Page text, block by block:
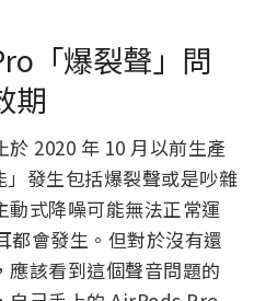
「爆裂聲」問
期
2020 年 10 月以前生產
發生包括爆裂聲或是吵雜
式降噪可能無法正常運
都會發生。但對於沒有還
該看到這個聲音問題的